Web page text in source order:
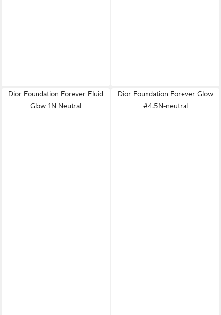
Dior Foundation Forever Fluid
Glow 1N Neutral
Dior Foundation Forever Glow
#4.5N-neutral